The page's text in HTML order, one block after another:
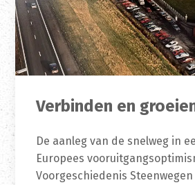
Verbinden en
De aanleg van de snelweg in
Europees
Voorgeschiedenis